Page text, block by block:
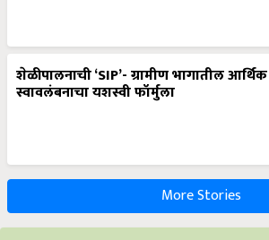
शेळीपालनाची ‘SIP’- ग्रामीण भागातील आर्थिक
स्वावलंबनाचा यशस्वी फॉर्मुला
More Stories